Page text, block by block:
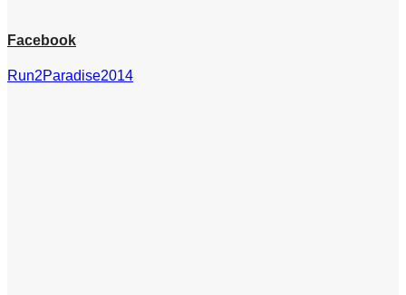
Facebook
Run2Paradise2014